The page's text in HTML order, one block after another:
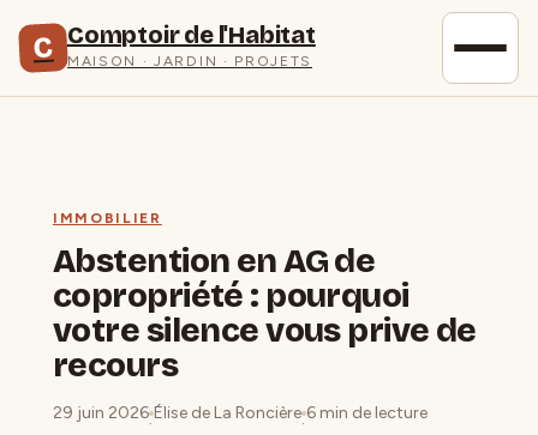
C Comptoir de l'Habitat
MAISON · JARDIN · PROJETS
IMMOBILIER
Abstention en AG de
copropriété : pourquoi
votre silence vous prive de
recours
29 juin 2026
·
Élise de La Roncière
·
6 min de lecture